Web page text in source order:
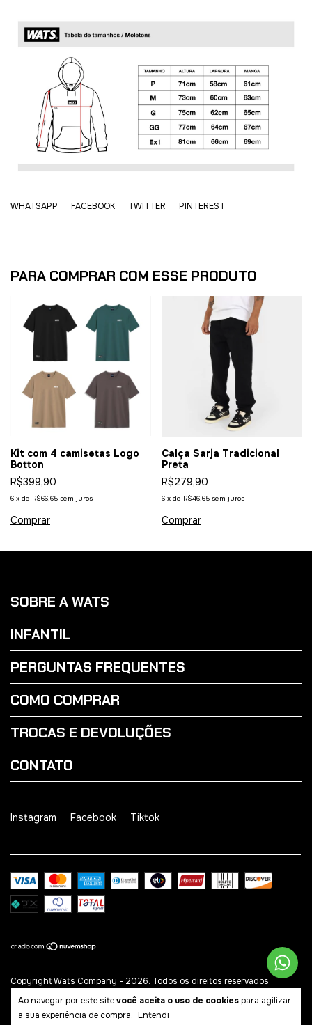
Ao navegar por este sitevocê aceita o uso de cookiespara agilizar
a sua experiência de compra. Entendi
WHATSAPP FACEBOOK TWITTER PINTEREST
PARA COMPRAR COM ESSE PRODUTO
Kit com 4 camisetas Logo
Botton
R$399,90
6 x de R$66,65 sem juros
Comprar
Calça Sarja Tradicional
Preta
R$279,90
6 x de R$46,65 sem juros
Comprar
SOBRE A WATS
INFANTIL
PERGUNTAS FREQUENTES
COMO COMPRAR
TROCAS E DEVOLUÇÕES
CONTATO
Instagram Facebook Tiktok
Copyright Wats Company - 2026. Todos os direitos reservados.